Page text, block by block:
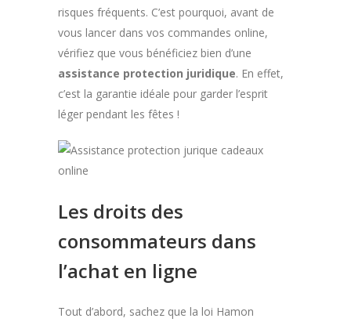
risques fréquents. C’est pourquoi, avant de
vous lancer dans vos commandes online,
vérifiez que vous bénéficiez bien d’une
assistance protection juridique. En effet,
c’est la garantie idéale pour garder l’esprit
léger pendant les fêtes !
Les droits des
consommateurs dans
l’achat en ligne
Tout d’abord, sachez que la loi Hamon